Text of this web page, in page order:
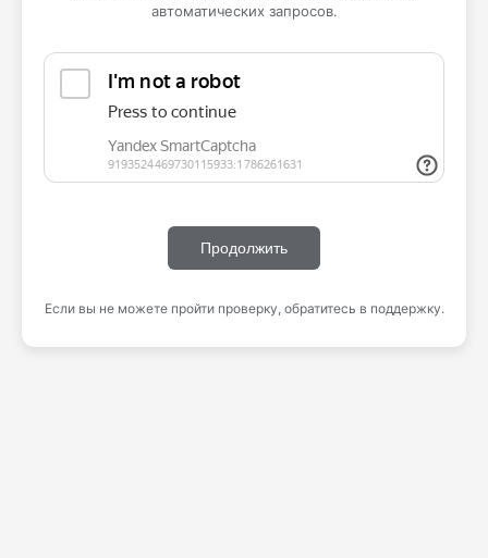
автоматических запросов.
Продолжить
Если вы не можете пройти проверку, обратитесь в поддержку.